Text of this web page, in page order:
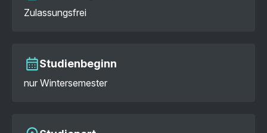
Zulassungsfrei
Studienbeginn
nur Wintersemester